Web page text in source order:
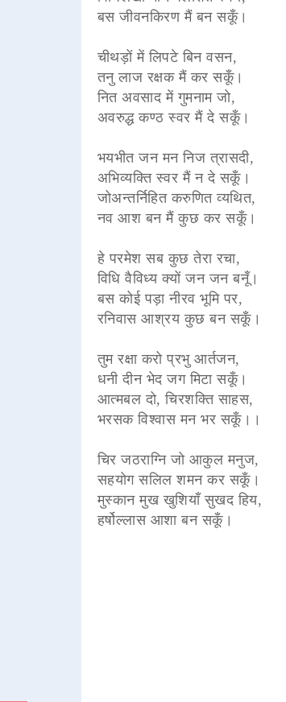
बस जीवनकिरण मैं बन सकूँ।
चीथड़ों में लिपटे बिन वसन,
तनु लाज रक्षक मैं कर सकूँ।
नित अवसाद में गुमनाम जो,
अवरुद्ध कण्ठ स्वर मैं दे सकूँ।
भयभीत जन मन निज त्रासदी,
अभिव्यक्ति स्वर मैं न दे सकूँ।
जोअन्तर्निहित करुणित व्यथित,
नव आश बन मैं कुछ कर सकूँ।
हे परमेश सब कुछ तेरा रचा,
विधि वैविध्य क्यों जन जन बनूँ।
बस कोई पड़ा नीरव भूमि पर,
रनिवास आश्रय कुछ बन सकूँ।
तुम रक्षा करो प्रभु आर्तजन,
धनी दीन भेद जग मिटा सकूँ।
आत्मबल दो, चिरशक्ति साहस,
भरसक विश्वास मन भर सकूँ।।
चिर जठराग्नि जो आकुल मनुज,
सहयोग सलिल शमन कर सकूँ।
मुस्कान मुख खुशियाँ सुखद हिय,
हर्षोल्लास आशा बन सकूँ।